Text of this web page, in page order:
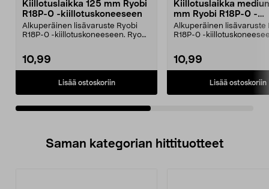
Kiillotuslaikka 125 mm Ryobi
R18P-0 -kiillotuskoneeseen
Alkuperäinen lisävaruste Ryobi
R18P-0 -kiillotuskoneeseen. Ryobi
10,99
Lisää ostoskoriin
Kiillotuslaikka
mm Ryobi R18P-0 -
kiillotuskoneeseen
Alkuperäinen lisävaruste
R18P-0 -
10,99
Lisää ostoskoriin
Saman kategorian hittituotteet